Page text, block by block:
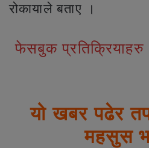
रोकायाले बताए ।
फेसबुक प्रतिक्रियाहरु
यो खबर पढेर
महसुस